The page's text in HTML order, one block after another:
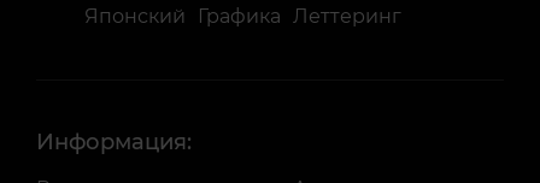
Японский
Графика Леттеринг
Информация: